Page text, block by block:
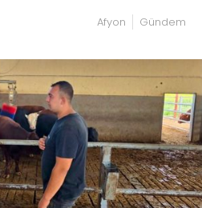
Afyon Gündem